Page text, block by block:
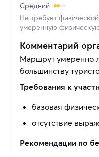
Средний
Не требует
умеренную
Комментарий
Маршрут умеренно
большинству
Требования к
базовая
отсутствие
Рекомендации по